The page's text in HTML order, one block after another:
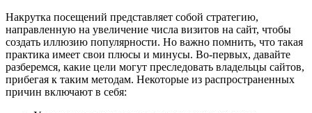
Накрутка посещений представляет собой стратегию,
направленную на увеличение числа визитов на сайт, чтобы
создать иллюзию популярности. Но важно помнить, что такая
практика имеет свои плюсы и минусы. Во-первых, давайте
разберемся, какие цели могут преследовать владельцы сайтов,
прибегая к таким методам. Некоторые из распространенных
причин включают в себя: